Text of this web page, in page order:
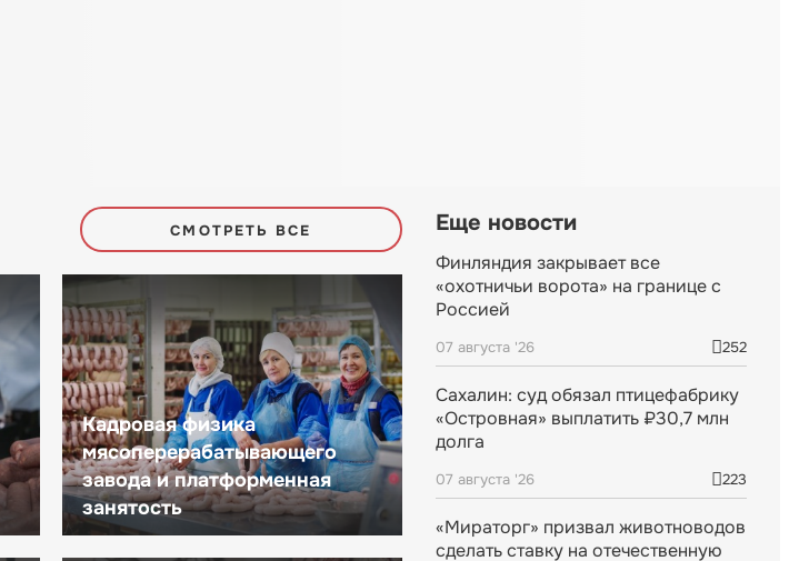
СМОТРЕТЬ ВСЕ
Кадровая физика
мясоперерабатывающего
завода и платформенная
занятость
Еще новости
Финляндия закрывает все
«охотничьи ворота» на границе с
Россией
07 августа '26 252
Сахалин: суд обязал птицефабрику
«Островная» выплатить ₽30,7 млн
долга
07 августа '26 223
«Мираторг» призвал животноводов
сделать ставку на отечественную